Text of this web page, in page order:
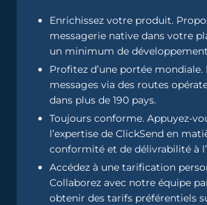
Enrichissez votre produit.
messagerie native dans votre
un minimum de
Profitez d’une portée mondiale.
messages via des routes
dans plus de 190 pays.
Toujours conforme. Appuyez-
l’expertise de ClickSend en
conformité et de délivrabilité à
Accédez à une tarification
Collaborez avec notre équipe
obtenir des tarifs préférentiels